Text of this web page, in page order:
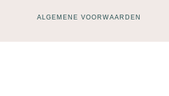
ALGEMENE VOORWAARDEN